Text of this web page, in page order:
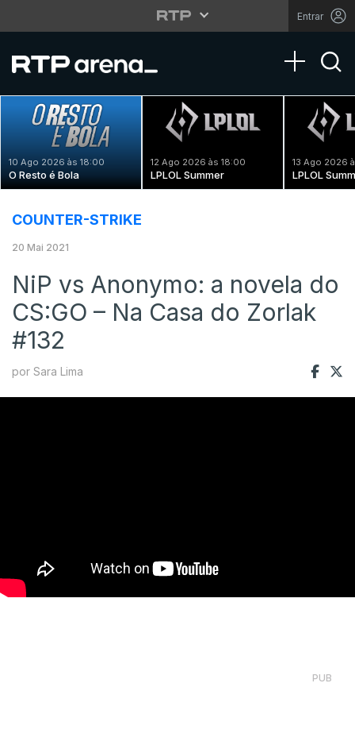
Entrar
Toggle
10 Ago 2026 às 18:00
O Resto é Bola
12 Ago 2026 às 18:00
LPLOL Summer
13 Ago 2026
LPLOL
COUNTER-STRIKE
20 Mai 2021
NiP vs Anonymo: a novela do
CS:GO – Na Casa do Zorlak
#132
por Sara Lima
PUB